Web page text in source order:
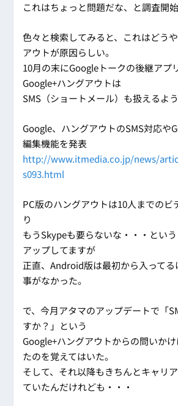
これはちょっと問題だな、と調査開始
色々と検索してみると、これはどう
アウトが原因らしい。
10月の末にGoogleトークの後継アプ
Google+ハングアウトは
SMS（ショートメール）も扱えるよう
Google、ハングアウトのSMS対応や
編集機能を発表
http://www.itmedia.co.jp/news/
s093.html
PC版のハングアウトは10人までのビ
り
もうSkypeも要らないな・・・とい
アップしてますが
正直、Android版は最初から入って
事がなかった。
で、今月アタマのアップデートで「
すか？」という
Google+ハングアウトからの問いか
たのを覚えてはいた。
そして、それ以降もきちんとキャリ
ていたんだけれども・・・